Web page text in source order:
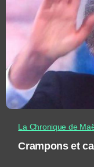
La Chronique de
Crampons et